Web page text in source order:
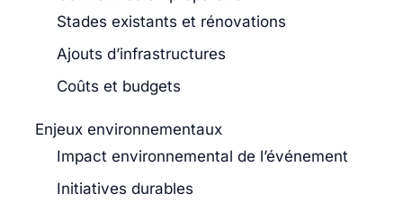
Stades existants et rénovations
Ajouts d’infrastructures
Coûts et budgets
Enjeux environnementaux
Impact environnemental de l’événement
Initiatives durables